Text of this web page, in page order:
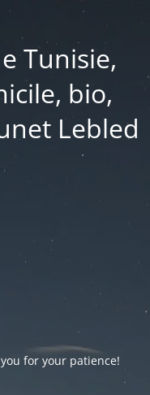
Tunisie,
bio,
Lebled
for your patience!